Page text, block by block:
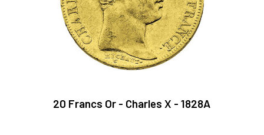
20 Francs Or - Charles X - 1828A